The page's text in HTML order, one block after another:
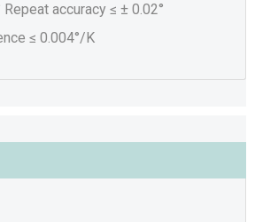
accuracy ≤ ± 0.02°
≤ 0.004°/K